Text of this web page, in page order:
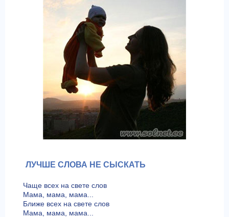
ЛУЧШЕ СЛОВА НЕ СЫСКАТЬ
Чаще всех на свете слов
Мама, мама, мама...
Ближе всех на свете слов
Мама, мама, мама...